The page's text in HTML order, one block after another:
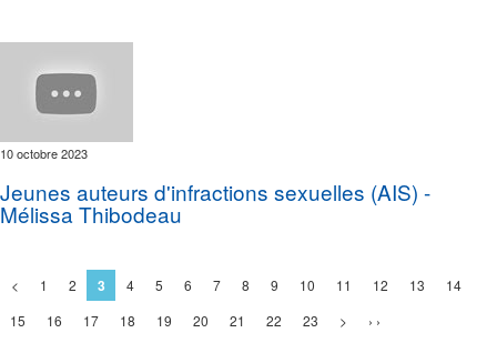
10 octobre 2023
Jeunes auteurs d'infractions sexuelles (AIS) -
Mélissa Thibodeau
< 1 2 3 4 5 6 7 8 9 10 11 12 13
14
15
16 17 18 19 20 21 22 23 > › ›